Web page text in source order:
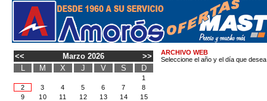
<< Marzo 2026
>>
L
M X J V S D
1
2
3 4 5 6 7
8
9
10 11 12 13 14
15
ARCHIVO WEB
Seleccione el año y el día que